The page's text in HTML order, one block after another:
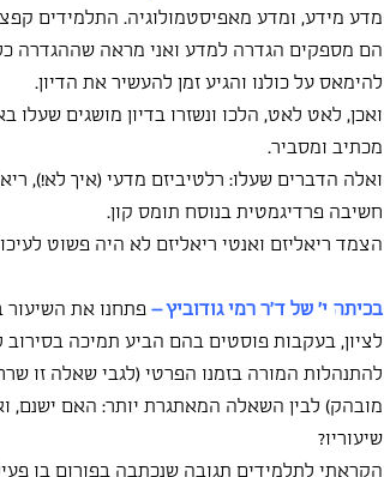
מדע מידע, ומדע מאפיסטמולוגיה. התלמידים קפצו
הם מספקים הגדרה למדע ואני מראה שההגדרה
להימאס על כולנו והגיע זמן להעשיר את הדיון.
ואכן, לאט לאט, הלכו ונשזרו בדיון מושגים
מכתיב ומסביר.
ואלה הדברים שעלו: רלטיביזם מדעי (איך לא!),
חשיבה פרדיגמטית בנוסח תומס קון.
הצמד ריאליזם ואנטי ריאליזם לא היה פשוט
בכיתה י' של ד"ר רמי גודוביץ – פתחנו את השיעור
לציון, בעקבות פוסטים בהם הביע תמיכה בסירוב
להתנהלות המורה בזמנו הפרטי (לגבי שאלה זו
מובהק) לבין השאלה המאתגרת יותר: האם ישנם,
שיעוריו?
הקראתי לתלמידים תגובה שנכתבה בפורום בו